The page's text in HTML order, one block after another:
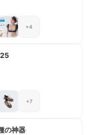
+4
+7
の神器